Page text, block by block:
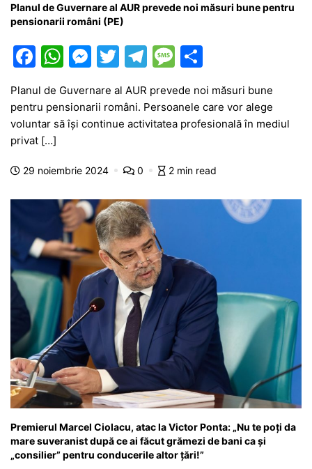
Planul de Guvernare al AUR prevede noi măsuri bune pentru
pensionarii români (PE)
F
c
e
b
o
W
at
s
p
M
s
s
n
er
T
itt
er
T
e
gr
m
M
s
s
g
ta
je
z
Planul de Guvernare al AUR prevede noi măsuri bune
pentru pensionarii români. Persoanele care vor alege
voluntar să își continue activitatea profesională în mediul
privat […]
29 noiembrie 2024 0 2 min read
Premierul Marcel Ciolacu, atac la Victor Ponta: „Nu te poți da
mare suveranist după ce ai făcut grămezi de bani ca și
„consilier” pentru conducerile altor țări!”